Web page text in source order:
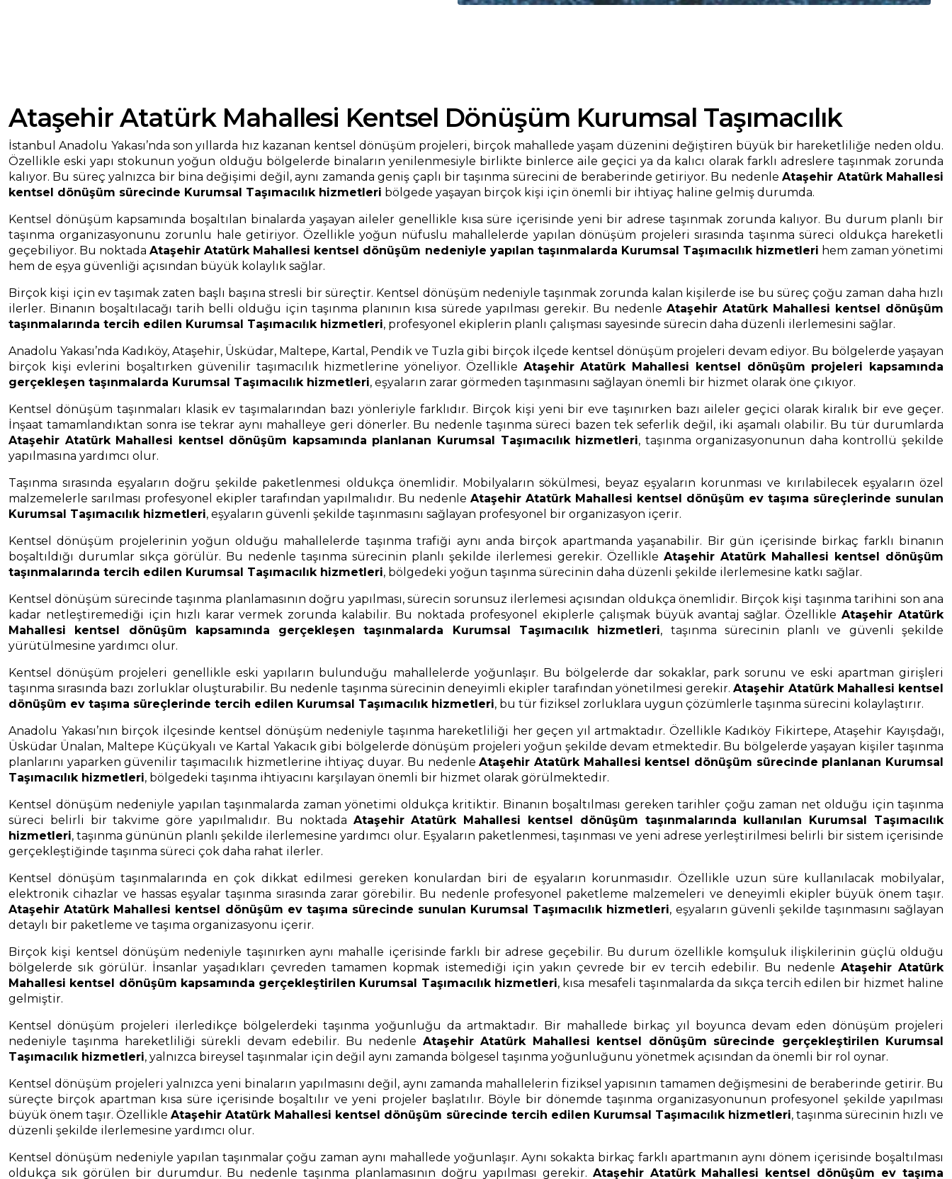
Ataşehir Atatürk Mahallesi Kentsel Dönüşüm Kurumsal Taşımacılık
İstanbul Anadolu Yakası’nda son yıllarda hız kazanan kentsel dönüşüm projeleri, birçok mahallede yaşam düzenini değiştiren büyük bir hareketliliğe neden oldu.
Özellikle eski yapı stokunun yoğun olduğu bölgelerde binaların yenilenmesiyle birlikte binlerce aile geçici ya da kalıcı olarak farklı adreslere taşınmak zorunda
kalıyor. Bu süreç yalnızca bir bina değişimi değil, aynı zamanda geniş çaplı bir taşınma sürecini de beraberinde getiriyor. Bu nedenleAtaşehir Atatürk Mahallesi
kentsel dönüşüm sürecinde Kurumsal Taşımacılık hizmetleri bölgede yaşayan birçok kişi için önemli bir ihtiyaç haline gelmiş durumda.
Kentsel dönüşüm kapsamında boşaltılan binalarda yaşayan aileler genellikle kısa süre içerisinde yeni bir adrese taşınmak zorunda kalıyor. Bu durum planlı bir
taşınma organizasyonunu zorunlu hale getiriyor. Özellikle yoğun nüfuslu mahallelerde yapılan dönüşüm projeleri sırasında taşınma süreci oldukça hareketli
geçebiliyor. Bu noktadaAtaşehir Atatürk Mahallesi kentsel dönüşüm nedeniyle yapılan taşınmalarda Kurumsal Taşımacılık hizmetleri hem zaman yönetimi
hem de eşya güvenliği açısından büyük kolaylık sağlar.
Birçok kişi için ev taşımak zaten başlı başına stresli bir süreçtir. Kentsel dönüşüm nedeniyle taşınmak zorunda kalan kişilerde ise bu süreç çoğu zaman daha hızlı
ilerler. Binanın boşaltılacağı tarih belli olduğu için taşınma planının kısa sürede yapılması gerekir. Bu nedenle Ataşehir Atatürk Mahallesi kentsel dönüşüm
taşınmalarında tercih edilen Kurumsal Taşımacılık hizmetleri, profesyonel ekiplerin planlı çalışması sayesinde sürecin daha düzenli ilerlemesini sağlar.
Anadolu Yakası’nda Kadıköy, Ataşehir, Üsküdar, Maltepe, Kartal, Pendik ve Tuzla gibi birçok ilçede kentsel dönüşüm projeleri devam ediyor. Bu bölgelerde yaşayan
birçok kişi evlerini boşaltırken güvenilir taşımacılık hizmetlerine yöneliyor. Özellikle Ataşehir Atatürk Mahallesi kentsel dönüşüm projeleri kapsamında
gerçekleşen taşınmalarda Kurumsal Taşımacılık hizmetleri, eşyaların zarar görmeden taşınmasını sağlayan önemli bir hizmet olarak öne çıkıyor.
Kentsel dönüşüm taşınmaları klasik ev taşımalarından bazı yönleriyle farklıdır. Birçok kişi yeni bir eve taşınırken bazı aileler geçici olarak kiralık bir eve geçer.
İnşaat tamamlandıktan sonra ise tekrar aynı mahalleye geri dönerler. Bu nedenle taşınma süreci bazen tek seferlik değil, iki aşamalı olabilir. Bu tür durumlarda
Ataşehir Atatürk Mahallesi kentsel dönüşüm kapsamında planlanan Kurumsal Taşımacılık hizmetleri, taşınma organizasyonunun daha kontrollü şekilde
yapılmasına yardımcı olur.
Taşınma sırasında eşyaların doğru şekilde paketlenmesi oldukça önemlidir. Mobilyaların sökülmesi, beyaz eşyaların korunması ve kırılabilecek eşyaların özel
malzemelerle sarılması profesyonel ekipler tarafından yapılmalıdır. Bu nedenle Ataşehir Atatürk Mahallesi kentsel dönüşüm ev taşıma süreçlerinde sunulan
Kurumsal Taşımacılık hizmetleri, eşyaların güvenli şekilde taşınmasını sağlayan profesyonel bir organizasyon içerir.
Kentsel dönüşüm projelerinin yoğun olduğu mahallelerde taşınma trafiği aynı anda birçok apartmanda yaşanabilir. Bir gün içerisinde birkaç farklı binanın
boşaltıldığı durumlar sıkça görülür. Bu nedenle taşınma sürecinin planlı şekilde ilerlemesi gerekir. Özellikle Ataşehir Atatürk Mahallesi kentsel dönüşüm
taşınmalarında tercih edilen Kurumsal Taşımacılık hizmetleri, bölgedeki yoğun taşınma sürecinin daha düzenli şekilde ilerlemesine katkı sağlar.
Kentsel dönüşüm sürecinde taşınma planlamasının doğru yapılması, sürecin sorunsuz ilerlemesi açısından oldukça önemlidir. Birçok kişi taşınma tarihini son ana
kadar netleştiremediği için hızlı karar vermek zorunda kalabilir. Bu noktada profesyonel ekiplerle çalışmak büyük avantaj sağlar. ÖzellikleAtaşehir Atatürk
Mahallesi kentsel dönüşüm kapsamında gerçekleşen taşınmalarda Kurumsal Taşımacılık hizmetleri, taşınma sürecinin planlı ve güvenli şekilde
yürütülmesine yardımcı olur.
Kentsel dönüşüm projeleri genellikle eski yapıların bulunduğu mahallelerde yoğunlaşır. Bu bölgelerde dar sokaklar, park sorunu ve eski apartman girişleri
taşınma sırasında bazı zorluklar oluşturabilir. Bu nedenle taşınma sürecinin deneyimli ekipler tarafından yönetilmesi gerekir.Ataşehir Atatürk Mahallesi kentsel
dönüşüm ev taşıma süreçlerinde tercih edilen Kurumsal Taşımacılık hizmetleri, bu tür fiziksel zorluklara uygun çözümlerle taşınma sürecini kolaylaştırır.
Anadolu Yakası’nın birçok ilçesinde kentsel dönüşüm nedeniyle taşınma hareketliliği her geçen yıl artmaktadır. Özellikle Kadıköy Fikirtepe, Ataşehir Kayışdağı,
Üsküdar Ünalan, Maltepe Küçükyalı ve Kartal Yakacık gibi bölgelerde dönüşüm projeleri yoğun şekilde devam etmektedir. Bu bölgelerde yaşayan kişiler taşınma
planlarını yaparken güvenilir taşımacılık hizmetlerine ihtiyaç duyar. Bu nedenleAtaşehir Atatürk Mahallesi kentsel dönüşüm sürecinde planlanan Kurumsal
Taşımacılık hizmetleri, bölgedeki taşınma ihtiyacını karşılayan önemli bir hizmet olarak görülmektedir.
Kentsel dönüşüm nedeniyle yapılan taşınmalarda zaman yönetimi oldukça kritiktir. Binanın boşaltılması gereken tarihler çoğu zaman net olduğu için taşınma
süreci belirli bir takvime göre yapılmalıdır. Bu noktada Ataşehir Atatürk Mahallesi kentsel dönüşüm taşınmalarında kullanılan Kurumsal Taşımacılık
hizmetleri, taşınma gününün planlı şekilde ilerlemesine yardımcı olur. Eşyaların paketlenmesi, taşınması ve yeni adrese yerleştirilmesi belirli bir sistem içerisinde
gerçekleştiğinde taşınma süreci çok daha rahat ilerler.
Kentsel dönüşüm taşınmalarında en çok dikkat edilmesi gereken konulardan biri de eşyaların korunmasıdır. Özellikle uzun süre kullanılacak mobilyalar,
elektronik cihazlar ve hassas eşyalar taşınma sırasında zarar görebilir. Bu nedenle profesyonel paketleme malzemeleri ve deneyimli ekipler büyük önem taşır.
Ataşehir Atatürk Mahallesi kentsel dönüşüm ev taşıma sürecinde sunulan Kurumsal Taşımacılık hizmetleri, eşyaların güvenli şekilde taşınmasını sağlayan
detaylı bir paketleme ve taşıma organizasyonu içerir.
Birçok kişi kentsel dönüşüm nedeniyle taşınırken aynı mahalle içerisinde farklı bir adrese geçebilir. Bu durum özellikle komşuluk ilişkilerinin güçlü olduğu
bölgelerde sık görülür. İnsanlar yaşadıkları çevreden tamamen kopmak istemediği için yakın çevrede bir ev tercih edebilir. Bu nedenle Ataşehir Atatürk
Mahallesi kentsel dönüşüm kapsamında gerçekleştirilen Kurumsal Taşımacılık hizmetleri, kısa mesafeli taşınmalarda da sıkça tercih edilen bir hizmet haline
gelmiştir.
Kentsel dönüşüm projeleri ilerledikçe bölgelerdeki taşınma yoğunluğu da artmaktadır. Bir mahallede birkaç yıl boyunca devam eden dönüşüm projeleri
nedeniyle taşınma hareketliliği sürekli devam edebilir. Bu nedenle Ataşehir Atatürk Mahallesi kentsel dönüşüm sürecinde gerçekleştirilen Kurumsal
Taşımacılık hizmetleri, yalnızca bireysel taşınmalar için değil aynı zamanda bölgesel taşınma yoğunluğunu yönetmek açısından da önemli bir rol oynar.
Kentsel dönüşüm projeleri yalnızca yeni binaların yapılmasını değil, aynı zamanda mahallelerin fiziksel yapısının tamamen değişmesini de beraberinde getirir. Bu
süreçte birçok apartman kısa süre içerisinde boşaltılır ve yeni projeler başlatılır. Böyle bir dönemde taşınma organizasyonunun profesyonel şekilde yapılması
büyük önem taşır. ÖzellikleAtaşehir Atatürk Mahallesi kentsel dönüşüm sürecinde tercih edilen Kurumsal Taşımacılık hizmetleri, taşınma sürecinin hızlı ve
düzenli şekilde ilerlemesine yardımcı olur.
Kentsel dönüşüm nedeniyle yapılan taşınmalar çoğu zaman aynı mahallede yoğunlaşır. Aynı sokakta birkaç farklı apartmanın aynı dönem içerisinde boşaltılması
oldukça sık görülen bir durumdur. Bu nedenle taşınma planlamasının doğru yapılması gerekir. Ataşehir Atatürk Mahallesi kentsel dönüşüm ev taşıma